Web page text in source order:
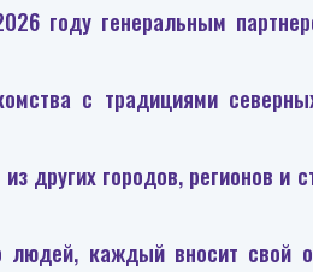
году генеральным
с традициями
других городов, регионов и
людей, каждый вносит свой